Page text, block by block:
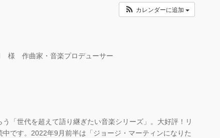
カレンダーに追加
作曲家・音楽プロデューサー
「世代を超えて語り継ぎたい音楽シリーズ」。大好評！リ
です。2022年9月前半は「ジョージ・マーティンになりた